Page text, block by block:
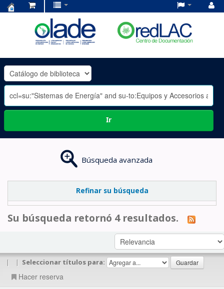
OLADE
-
Ir
Búsqueda avanzada
Refinar su búsqueda
Su búsqueda retornó 4 resultados.
| | Seleccionar títulos para:
Hacer reserva